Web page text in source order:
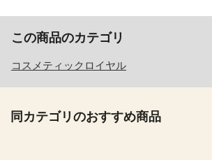
この商品のカテゴリ
コスメティックロイヤル
同カテゴリのおすすめ商品